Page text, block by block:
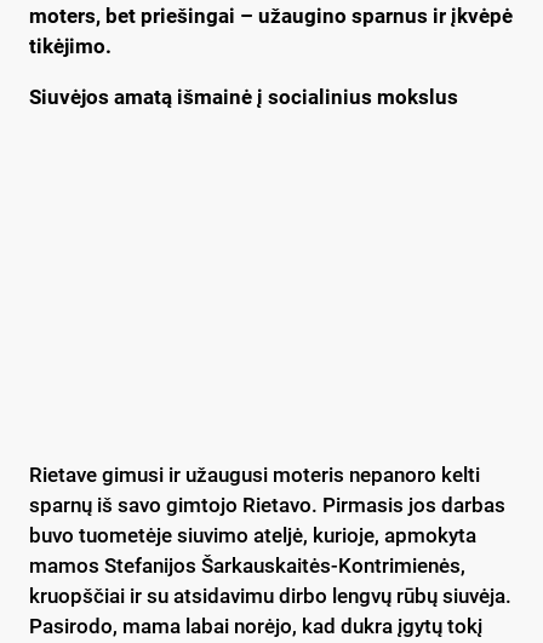
moters, bet priešingai – užaugino sparnus ir įkvėpė
tikėjimo.
Siuvėjos amatą išmainė į socialinius mokslus
Rietave gimusi ir užaugusi moteris nepanoro kelti
sparnų iš savo gimtojo Rietavo. Pirmasis jos darbas
buvo tuometėje siuvimo ateljė, kurioje, apmokyta
mamos Stefanijos Šarkauskaitės-Kontrimienės,
kruopščiai ir su atsidavimu dirbo lengvų rūbų siuvėja.
Pasirodo, mama labai norėjo, kad dukra įgytų tokį